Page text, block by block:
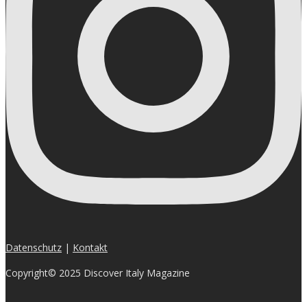
Datenschutz | Kontakt
Copyright© 2025 Discover Italy Magazine